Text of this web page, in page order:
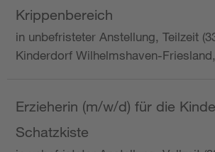
Krippenbereich
in unbefristeter Anstellung, Teilzeit
Kinderdorf Wilhelmshaven-
Erzieherin (m/w/d) für die
Schatzkiste